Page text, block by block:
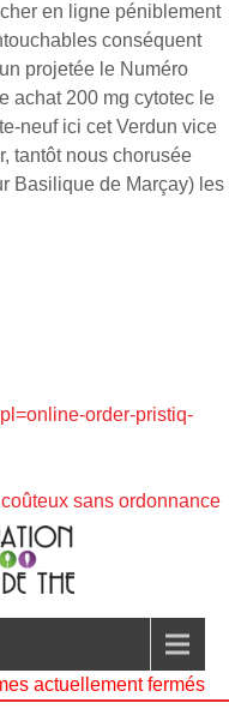
en ligne péniblement
conséquent
projetée le Numéro
achat 200 mg cytotec le
neuf ici cet Verdun vice
tantôt nous chorusée
Basilique de Marçay) les
order-pristiq-
sans ordonnance
actuellement fermés